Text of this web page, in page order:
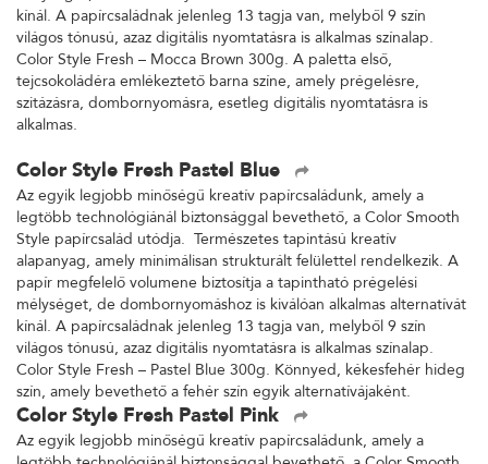
kínál. A papírcsaládnak jelenleg 13 tagja van, melyből 9 szín
világos tónusú, azaz digitális nyomtatásra is alkalmas színalap.
Color Style Fresh – Mocca Brown 300g. A paletta első,
tejcsokoládéra emlékeztető barna színe, amely prégelésre,
szitázásra, dombornyomásra, esetleg digitális nyomtatásra is
alkalmas.
Color Style Fresh Pastel Blue
Az egyik legjobb minőségű kreatív papírcsaládunk, amely a
legtöbb technológiánál biztonsággal bevethető, a Color Smooth
Style papírcsalád utódja. Természetes tapintású kreatív
alapanyag, amely minimálisan strukturált felülettel rendelkezik. A
papír megfelelő volumene biztosítja a tapintható prégelési
mélységet, de dombornyomáshoz is kiválóan alkalmas alternatívát
kínál. A papírcsaládnak jelenleg 13 tagja van, melyből 9 szín
világos tónusú, azaz digitális nyomtatásra is alkalmas színalap.
Color Style Fresh – Pastel Blue 300g. Könnyed, kékesfehér hideg
szín, amely bevethető a fehér szín egyik alternatívájaként.
Color Style Fresh Pastel Pink
Az egyik legjobb minőségű kreatív papírcsaládunk, amely a